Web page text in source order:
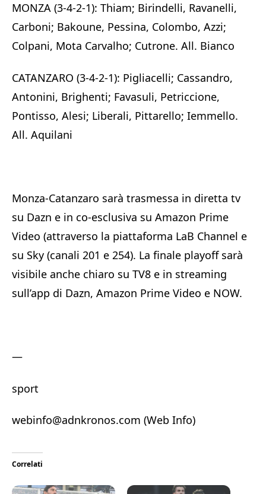
MONZA (3-4-2-1): Thiam; Birindelli, Ravanelli,
Carboni; Bakoune, Pessina, Colombo, Azzi;
Colpani, Mota Carvalho; Cutrone. All. Bianco
CATANZARO (3-4-2-1): Pigliacelli; Cassandro,
Antonini, Brighenti; Favasuli, Petriccione,
Pontisso, Alesi; Liberali, Pittarello; Iemmello.
All. Aquilani
Monza-Catanzaro sarà trasmessa in diretta tv
su Dazn e in co-esclusiva su Amazon Prime
Video (attraverso la piattaforma LaB Channel e
su Sky (canali 201 e 254). La finale playoff sarà
visibile anche chiaro su TV8 e in streaming
sull’app di Dazn, Amazon Prime Video e NOW.
—
sport
webinfo@adnkronos.com (Web Info)
Correlati